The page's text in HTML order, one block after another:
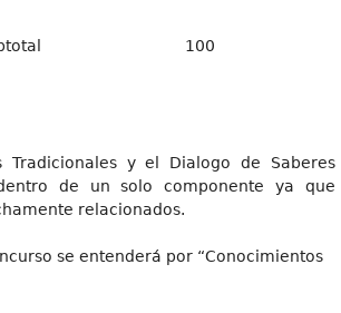
100
Tradicionales y el Dialogo de Saberes
de un solo componente ya que
relacionados.
se entenderá por “Conocimientos